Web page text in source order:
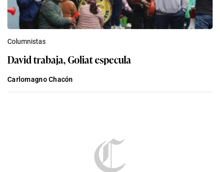
Columnistas
David trabaja, Goliat especula
Carlomagno Chacón